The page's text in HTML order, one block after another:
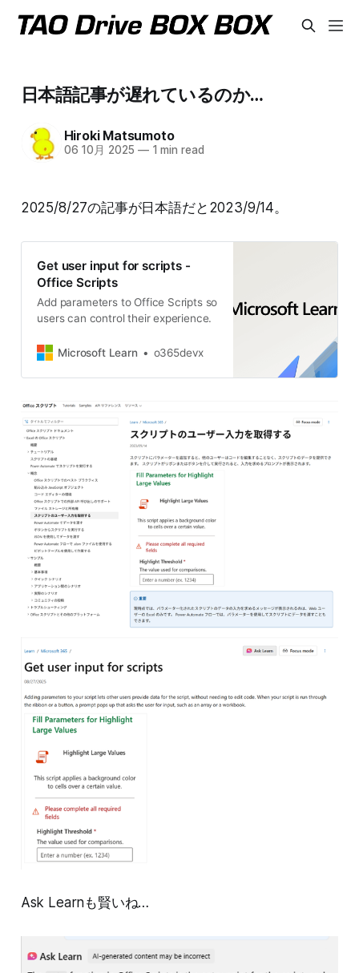
日本語記事が遅れているのか…
Hiroki Matsumoto
06 10月 2025 —1 min read
2025/8/27の記事が日本語だと2023/9/14。
Get user input for scripts -
Office Scripts
Add parameters to Office Scripts so
users can control their experience.
Microsoft Learn o365devx
Ask Learnも賢いね…